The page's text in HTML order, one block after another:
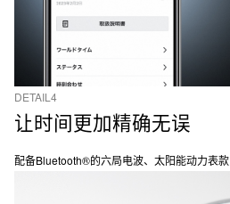
DETAIL4
让时间更加精确⽆误
配备Bluetooth®的六局电波、太阳能动力表款